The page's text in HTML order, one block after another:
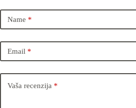
Name *
Email *
Vaša recenzija *